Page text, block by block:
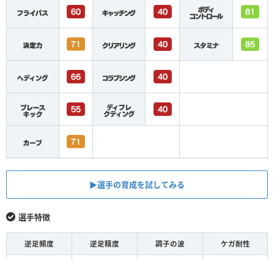
▶︎選手の育成を試してみる
選手特徴
逆足頻度 逆足精度 調子の波 ケガ耐性